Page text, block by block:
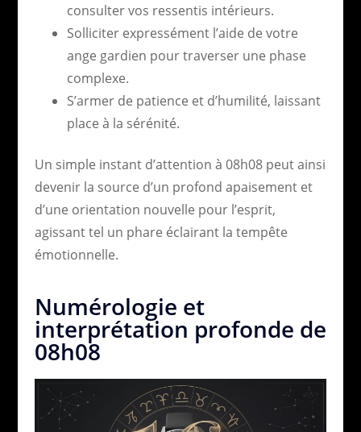
consulter vos ressentis intérieurs.
Solliciter expressément l’aide de votre
ange gardien pour traverser une phase
complexe.
S’armer de patience et d’humilité, laissant
place à la sérénité.
Un simple instant d’attention à 08h08 peut ainsi
devenir la source d’un profond apaisement et
d’une orientation nouvelle pour l’esprit,
agissant tel un phare éclairant la tempête
émotionnelle.
Numérologie et
interprétation profonde de
08h08